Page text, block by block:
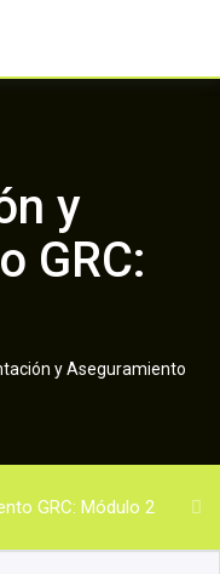
y
GRC:
y Aseguramiento
GRC: Módulo 2